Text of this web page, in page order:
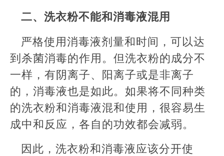
二、洗衣粉不能和消毒液混用
严格使用消毒液剂量和时间，可以达
到杀菌消毒的作用。但洗衣粉的成分不
一样，有阴离子、阳离子或是非离子
的，消毒液也是如此。如果将不同种类
的洗衣粉和消毒液混和使用，很容易生
成中和反应，各自的功效都会减弱。
因此，洗衣粉和消毒液应该分开使